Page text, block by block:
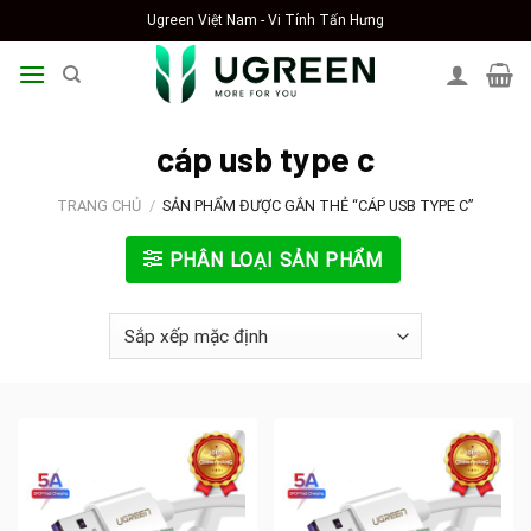
to
content
Ugreen Việt Nam - Vi Tính Tấn Hưng
cáp usb type c
TRANG CHỦ / SẢN PHẨM ĐƯỢC GẮN THẺ “CÁP USB TYPE C”
PHÂN LOẠI SẢN PHẨM